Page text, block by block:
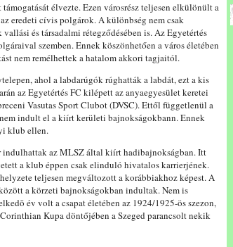
élvezte. Ezen városrész teljesen elkülönült a
eredeti cívis polgárok. A különbség nem csak
és társadalmi rétegződésében is. Az Egyetértés
szemben. Ennek köszönhetően a város életében
nem remélhettek a hatalom akkori tagjaitól.
ahol a labdarúgók rúghatták a labdát, ezt a kis
az Egyetértés FC kilépett az anyaegyesület keretei
Vasutas Sport Clubot (DVSC). Ettől függetlenül a
indult el a kiírt kerületi bajnokságokbann. Ennek
klub ellen.
az MLSZ által kiírt hadibajnokságban. Itt
a klub éppen csak elinduló hivatalos karrierjének.
teljesen megváltozott a korábbiakhoz képest. A
a körzeti bajnokságokban indultak. Nem is
év volt a csapat életében az 1924/1925-ös szezon,
Kupa döntőjében a Szeged parancsolt nekik